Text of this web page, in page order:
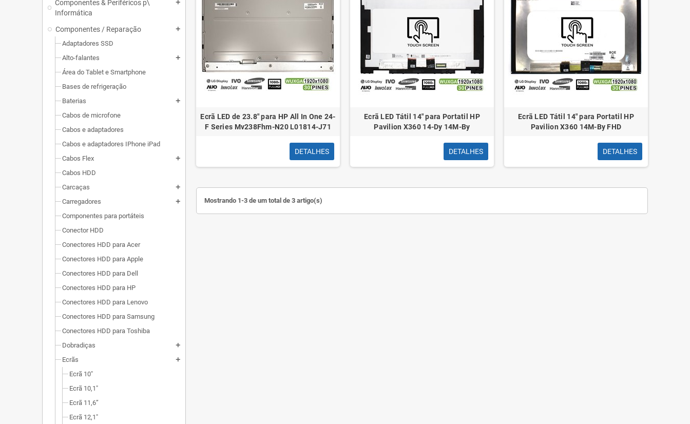
Componentes & Periféricos p\
Informática
add
Componentes / Reparação add
Adaptadores SSD
Alto-falantes
add
Área do Tablet e Smartphone
Bases de refrigeração
Baterias
add
Cabos de microfone
Cabos e adaptadores
Cabos e adaptadores IPhone iPad
Cabos Flex
add
Cabos HDD
Carcaças
add
Carregadores add
Componentes para portáteis
Conector HDD
Conectores HDD para Acer
Conectores HDD para Apple
Conectores HDD para Dell
Conectores HDD para HP
Conectores HDD para Lenovo
Conectores HDD para Samsung
Conectores HDD para Toshiba
Dobradiças
add
Ecrãs add
Ecrã 10"
Ecrã 10,1"
Ecrã 11,6”
Ecrã 12,1"
Ecrã LED de 23.8" para HP All In One 24-
F Series Mv238Fhm-N20 L01814-J71
DETALHES
Ecrã LED Tátil 14" para Portatil HP
Pavilion X360 14-Dy 14M-By
DETALHES
Ecrã LED Tátil 14" para Portatil HP
Pavilion X360 14M-By FHD
DETALHES
Mostrando 1-3 de um total de 3 artigo(s)